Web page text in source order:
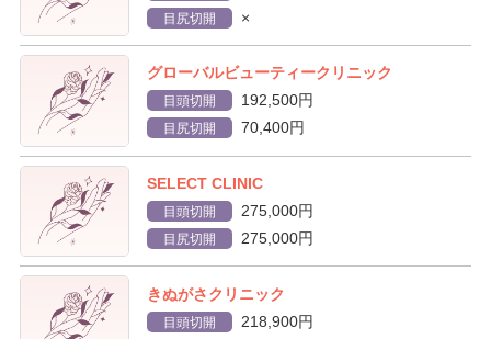
目尻切開 ×
グローバルビューティークリニック
目頭切開 192,500円
目尻切開 70,400円
SELECT CLINIC
目頭切開 275,000円
目尻切開 275,000円
きぬがさクリニック
目頭切開 218,900円